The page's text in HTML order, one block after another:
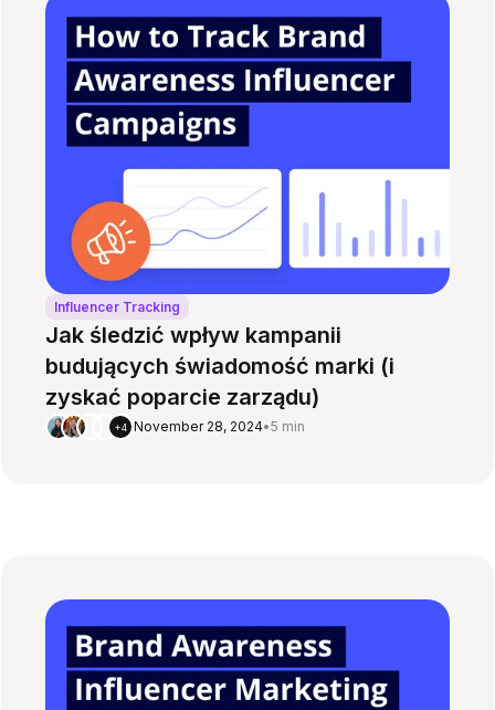
Influencer Tracking
Jak śledzić wpływ kampanii
budujących świadomość marki (i
zyskać poparcie zarządu)
+4 November 28, 2024•5 min